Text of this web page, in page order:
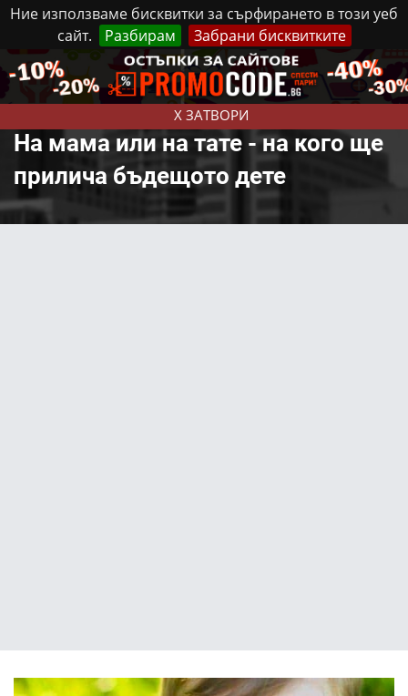
Ние използваме бисквитки за сърфирането в този уеб
сайт.
Разбирам Забрани бисквитките
X ЗАТВОРИ
Неделя, 9 Август, 2026 Реклама Контакти
На мама или на тате - на кого ще
прилича бъдещото дете